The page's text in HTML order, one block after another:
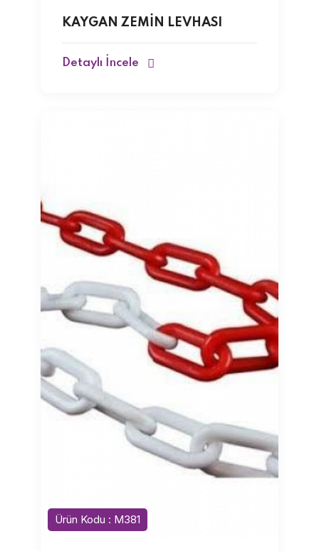
KAYGAN ZEMİN LEVHASI
Detaylı İncele
Ürün Kodu : M381